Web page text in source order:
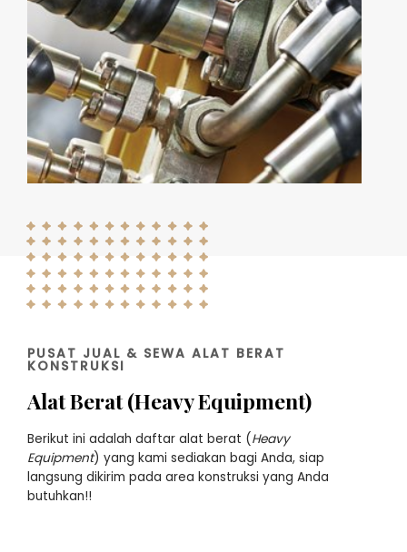
PUSAT JUAL & SEWA ALAT BERAT
KONSTRUKSI
Alat Berat (Heavy Equipment)
Berikut ini adalah daftar alat berat (Heavy
Equipment) yang kami sediakan bagi Anda, siap
langsung dikirim pada area konstruksi yang Anda
butuhkan!!